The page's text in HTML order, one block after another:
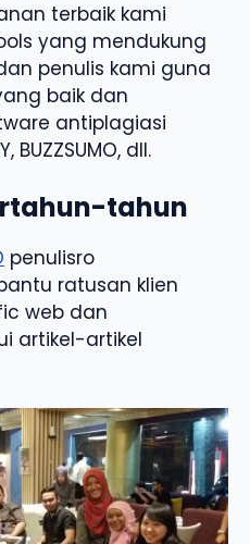
terbaik kami
yang mendukung
penulis kami guna
baik dan
antiplagiasi
BUZZSUMO, dll.
tahun
penulisro
ratusan klien
web dan
artikel-artikel